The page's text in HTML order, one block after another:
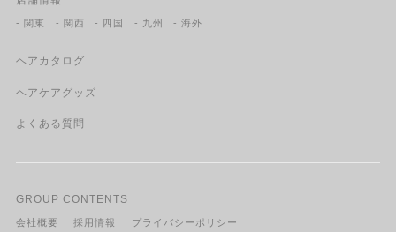
- 関東 - 関西 - 四国 - 九州 - 海外
ヘアカタログ
ヘアケアグッズ
よくある質問
GROUP CONTENTS
会社概要 採用情報
プライバシーポリシー